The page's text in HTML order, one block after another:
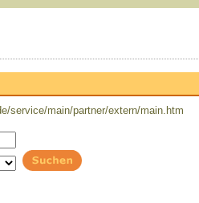
service/main/partner/extern/main.htm